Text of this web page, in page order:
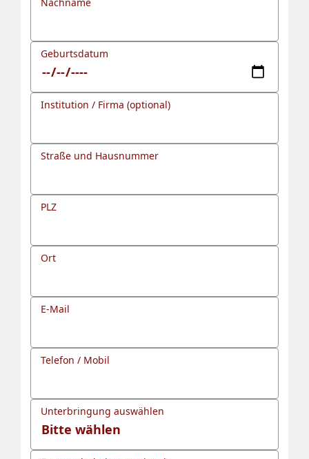
Geburtsdatum
Institution / Firma (optional)
Straße und Hausnummer
PLZ
Ort
E-Mail
Telefon / Mobil
Unterbringung auswählen